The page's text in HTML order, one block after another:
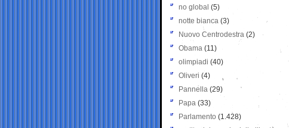
no global (5)
notte bianca (3)
Nuovo Centrodestra (2)
Obama (11)
olimpiadi (40)
Oliveri (4)
Pannella (29)
Papa (33)
Parlamento (1.428)